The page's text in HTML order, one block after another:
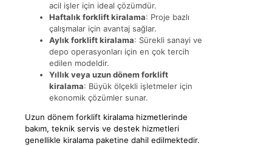
acil işler için ideal çözümdür.
Haftalık forklift kiralama: Proje bazlı
çalışmalar için avantaj sağlar.
Aylık forklift kiralama: Sürekli sanayi ve
depo operasyonları için en çok tercih
edilen modeldir.
Yıllık veya uzun dönem forklift
kiralama: Büyük ölçekli işletmeler için
ekonomik çözümler sunar.
Uzun dönem forklift kiralama hizmetlerinde
bakım, teknik servis ve destek hizmetleri
genellikle kiralama paketine dahil edilmektedir.